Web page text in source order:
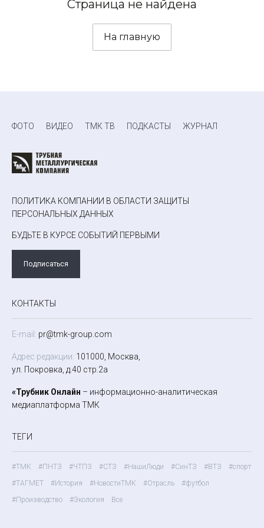
Страница не найдена
На главную
ФОТО ВИДЕО ТМК ТВ ПОДКАСТЫ ЖУРНАЛ
ПОЛИТИКА КОМПАНИИ В ОБЛАСТИ ЗАЩИТЫ
ПЕРСОНАЛЬНЫХ ДАННЫХ
БУДЬТЕ В КУРСЕ СОБЫТИЙ ПЕРВЫМИ
Подписаться
КОНТАКТЫ
E-mail: pr@tmk-group.com
Адрес редакции: 101000, Москва,
ул. Покровка, д.40 стр.2а
«Трубник Онлайн – информационно-аналитическая
медиаплатформа ТМК
ТЕГИ
#ТМК #ПНТЗ #ЧТПЗ #СТЗ #НашиЛюди #СинТЗ #ВТЗ
#спорт
#ТАГМЕТ
#История #НовостиТМК #Отрасль
#футбол
#Производство
#Экология Все